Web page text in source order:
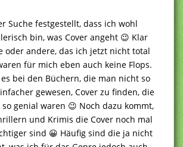
Suche festgestellt, dass ich wohl
bin, was Cover angeht 😉 Klar
oder andere, das ich jetzt nicht total
für mich eben auch keine Flops.
bei den Büchern, die man nicht so
gewesen, Cover zu finden, die
genial waren 😉 Noch dazu kommt,
und Krimis die Cover noch mal
sind 😀 Häufig sind die ja nicht